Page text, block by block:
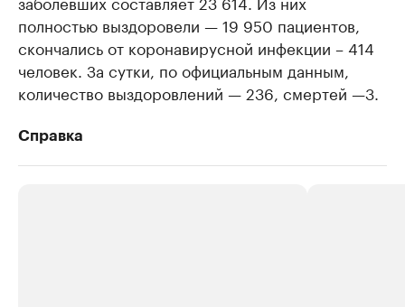
полностью выздоровели — 19 950 пациентов,
скончались от коронавирусной инфекции – 414
человек. За сутки, по официальным данным,
количество выздоровлений — 236, смертей —3.
Справка